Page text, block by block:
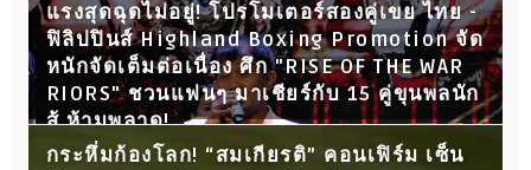
แรงสุดฉุดไม่อยู่! โปรโมเตอร์สองคู่เขย ไทย -
ฟิลิปปินส์ Highland Boxing Promotion จัด
หนักจัดเต็มต่อเนื่อง ศึก "RISE OF THE WAR
RIORS" ชวนแฟนๆ มาเชียร์กับ 15 คู่ขุนพลนัก
สู้ ห้ามพลาด!
กระหึ่มก้องโลก! “สมเกียรติ” คอนเฟิร์ม เซ็น